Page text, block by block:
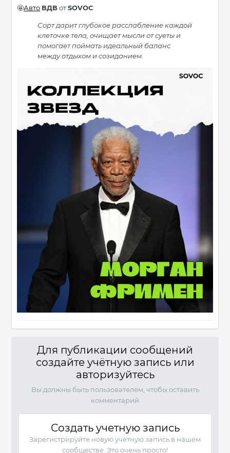
🤩Авто ВДВ отSOVOC
Сорт дарит глубокое расслабление каждой
клеточке тела, очищает мысли от суеты и
помогает поймать идеальный баланс
между отдыхом и созиданием.
Для публикации сообщений
создайте учётную запись или
авторизуйтесь
Вы должны быть пользователем, чтобы оставить
комментарий
Создать учетную запись
Зарегистрируйте новую учётную запись в нашем
сообществе. Это очень просто!